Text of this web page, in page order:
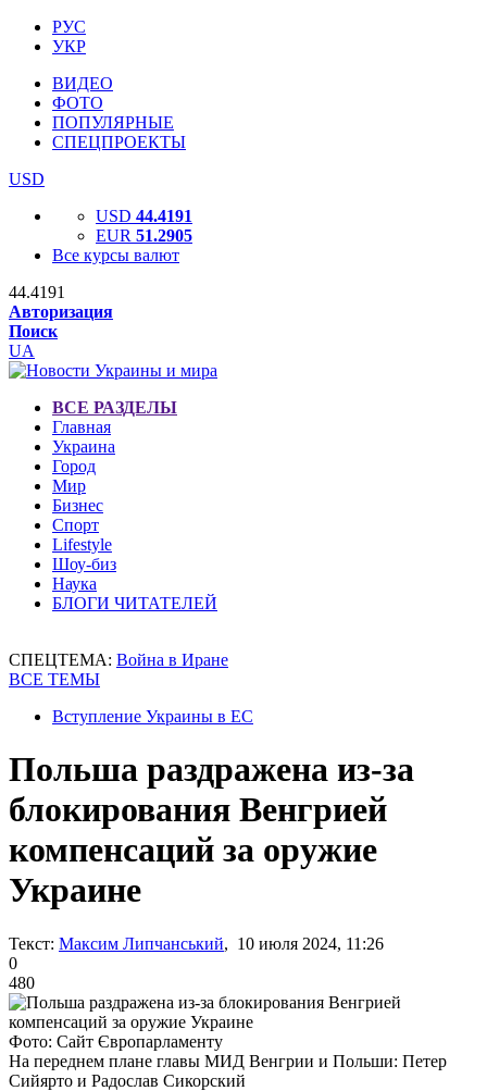
РУС
УКР
ВИДЕО
ФОТО
ПОПУЛЯРНЫЕ
СПЕЦПРОЕКТЫ
USD
USD 44.4191
EUR 51.2905
Все курсы валют
44.4191
Авторизация
Поиск
UA
ВСЕ РАЗДЕЛЫ
Главная
Украина
Город
Мир
Бизнес
Спорт
Lifestyle
Шоу-биз
Наука
БЛОГИ ЧИТАТЕЛЕЙ
СПЕЦТЕМА: Война в Иране
ВСЕ ТЕМЫ
Вступление Украины в ЕС
Польша раздражена из-за
блокирования Венгрией
компенсаций за оружие
Украине
Текст: Максим Липчанський, 10 июля 2024, 11:26
0
480
Фото: Сайт Європарламенту
На переднем плане главы МИД Венгрии и Польши: Петер
Сийярто и Радослав Сикорский